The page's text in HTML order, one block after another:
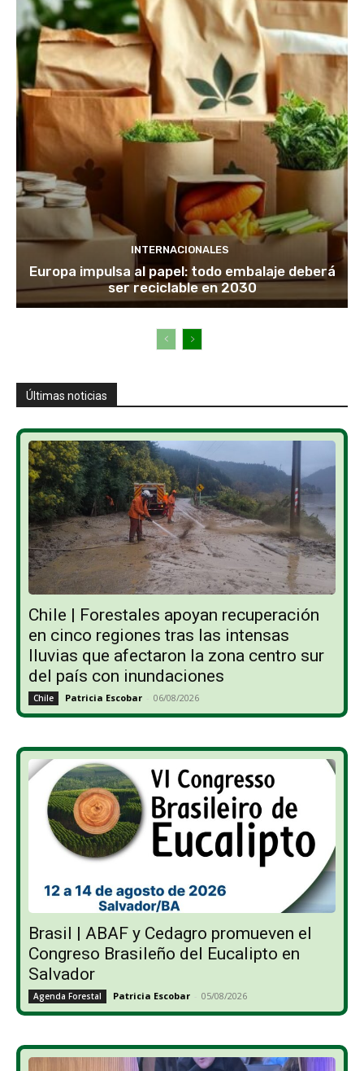
INTERNACIONALES
Europa impulsa al papel: todo embalaje deberá
ser reciclable en 2030
Últimas noticias
Chile | Forestales apoyan recuperación
en cinco regiones tras las intensas
lluvias que afectaron la zona centro sur
del país con inundaciones
Chile Patricia Escobar - 06/08/2026
Brasil | ABAF y Cedagro promueven el
Congreso Brasileño del Eucalipto en
Salvador
Agenda Forestal Patricia Escobar - 05/08/2026